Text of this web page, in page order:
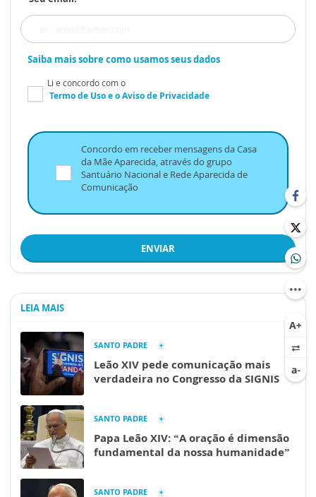
Saiba mais sobre como usamos seus dados
Li e concordo com o
Termo de Usoe oAviso de Privacidade
Concordo em receber mensagens da Casa
da Mãe Aparecida, através do grupo
Santuário Nacional e Rede Aparecida de
Comunicação
ENVIAR
LEIA MAIS
SANTO PADRE
Leão XIV pede comunicação mais
verdadeira no Congresso da SIGNIS
SANTO PADRE
Papa Leão XIV: “A oração é dimensão
fundamental da nossa humanidade”
SANTO PADRE